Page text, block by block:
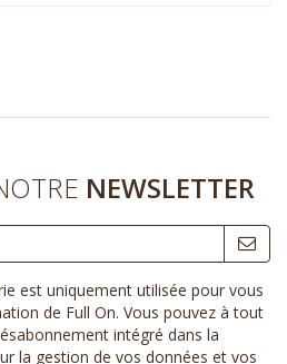
NEWSLETTER
est uniquement utilisée pour vous
de Full On. Vous pouvez à tout
intégré dans la
la gestion de vos données et vos